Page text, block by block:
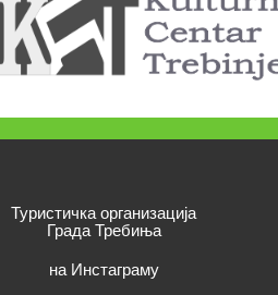
Туристичка организација
Града Требиња
на Инстаграму